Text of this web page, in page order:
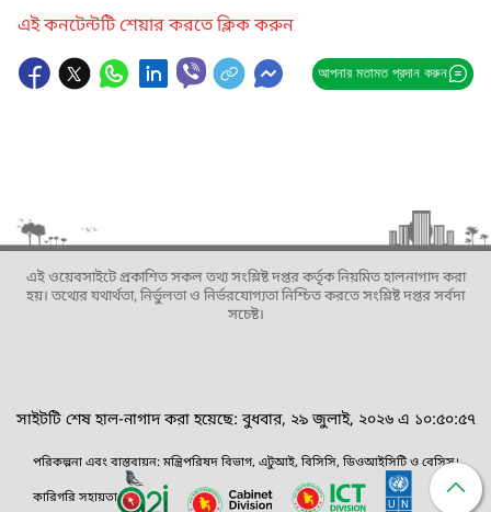
এই কনটেন্টটি শেয়ার করতে ক্লিক করুন
আপনার মতামত প্রদান করুন
এই ওয়েবসাইটে প্রকাশিত সকল তথ্য সংশ্লিষ্ট দপ্তর কর্তৃক নিয়মিত হালনাগাদ করা
হয়। তথ্যের যথার্থতা, নির্ভুলতা ও নির্ভরযোগ্যতা নিশ্চিত করতে সংশ্লিষ্ট দপ্তর সর্বদা
সচেষ্ট।
সাইটটি শেষ হাল-নাগাদ করা হয়েছে: বুধবার, ২৯ জুলাই, ২০২৬ এ ১০:৫০:৫৭
পরিকল্পনা এবং বাস্তবায়ন: মন্ত্রিপরিষদ বিভাগ, এটুআই, বিসিসি, ডিওআইসিটি ও বেসিস।
কারিগরি সহায়তা